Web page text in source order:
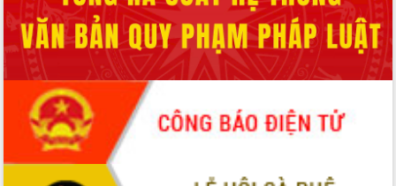
hoạch tỉnh thời kỳ 2021-2030
Hội thảo góp ý hồ sơ điều chỉnh quy
hoạch tỉnh Đắk Lắk thời kỳ 2021-2030,
tầm nhìn đến năm 2050
Nâng cao hiệu quả hoạt động của các
doanh nghiệp nhà nước
Hội nghị triển khai kết nối mạng
truyền số liệu chuyên dùng phục vụ cơ
quan Đảng, Nhà nước